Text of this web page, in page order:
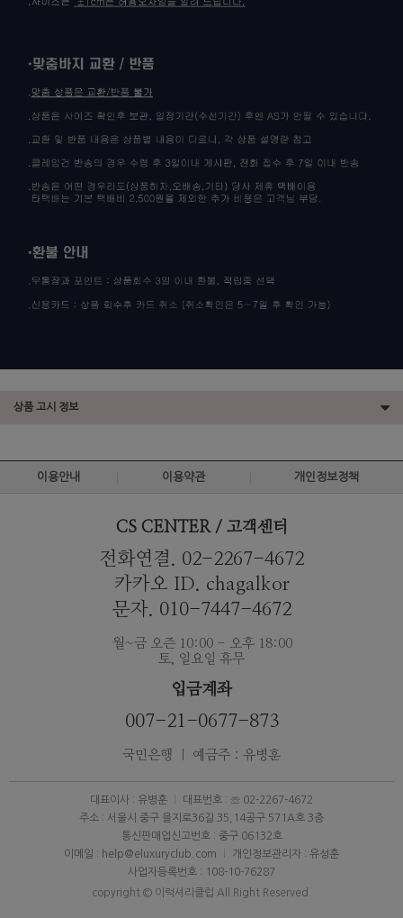
상품 고시 정보
이용안내 이용약관 개인정보정책
CS CENTER / 고객센터
전화연결. 02-2267-4672
카카오 ID. chagalkor
문자. 010-7447-4672
월~금 오즌 10:00 - 오후 18:00
토, 일요일 휴무
입금계좌
007-21-0677-873
국민은행 ｜ 예금주 : 유병훈
대표이사 : 유병훈
대표번호 : ☏ 02-2267-4672
주소 : 서울시 중구 을지로36길 35,14공구 571A호 3층
통신판매업신고번호 : 중구 06132호
이메일 : help@eluxuryclub.com
개인정보관리자 : 유성훈
사업자등록번호 : 108-10-76287
copyright © 이럭셔리클럽 All Right Reserved.